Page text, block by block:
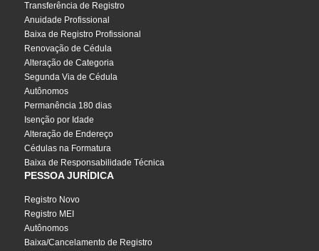
Transferência de Registro
Anuidade Profissional
Baixa de Registro Profissional
Renovação de Cédula
Alteração de Categoria
Segunda Via de Cédula
Autônomos
Permanência 180 dias
Isenção por Idade
Alteração de Endereço
Cédulas na Formatura
Baixa de Responsabilidade Técnica
PESSOA JURÍDICA
Registro Novo
Registro MEI
Autônomos
Baixa/Cancelamento de Registro